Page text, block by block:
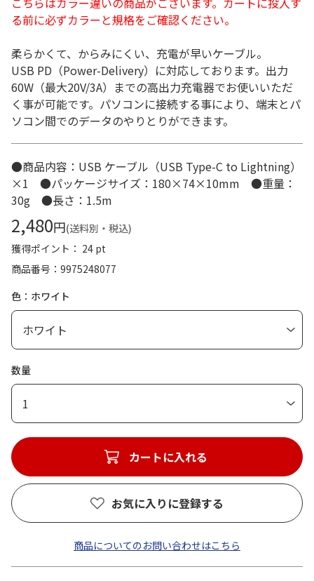
る前に必ずカラーと規格をご確認ください。
柔らかくて、からみにくい、充電が早いケーブル。
USB PD（Power-Delivery）に対応しております。出力
60W（最大20V/3A）までの高出力充電器でお使いいただ
く事が可能です。パソコンに接続する事により、端末とパ
ソコン間でのデータのやりとりができます。
●商品内容：USB ケーブル（USB Type-C to Lightning）
×1 ●パッケージサイズ：180×74×10mm ●重量：
30g ●長さ：1.5m
2,480円(送料別・税込)
獲得ポイント： 24 pt
商品番号
9975248077
色：ホワイト
数量
1
カートに入れる
お気に入りに登録する
商品についてのお問い合わせはこちら